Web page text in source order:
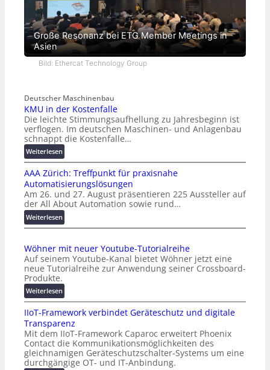
Große Resonanz bei ETG Member Meetings in
Asien
Bild: Ethercat Technology Group
Deutscher Maschinenbau
KMU in der Kostenfalle
Die leichte Stimmungsaufhellung zu Jahresbeginn ist
verflogen. Im deutschen Maschinen- und Anlagenbau
schnappt die Kostenfalle…
Weiterlesen:
K
M
U
i
n
d
e
K
o
s
e
n
f
a
l
l
e
AAA Zürich: Treffpunkt für praxisnahe
Automatisierungslösungen
Am 26. und 27. August präsentieren 225 Aussteller auf
der All About Automation sowie rund…
Weiterlesen:
A
A
Z
ü
i
c
h
:
T
r
e
Wöhner mit neuer Youtube-Tutorialreihe
Auf seinem Youtube-Kanal bietet Wöhner jetzt eine
neue Tutorialreihe zur Anwendung seiner Crossboard-
Produkte.
Weiterlesen:
W
ö
h
n
e
r
m
IIoT-Framework verbindet Geräteschutz und digitale
Transparenz
Mit dem IIoT-Framework Caparoc erweitert Phoenix
Contact die Kommunikationsmöglichkeiten des
gleichnamigen Geräteschutzschalter-Systems um eine
durchgängige OT- und IT-Anbindung.